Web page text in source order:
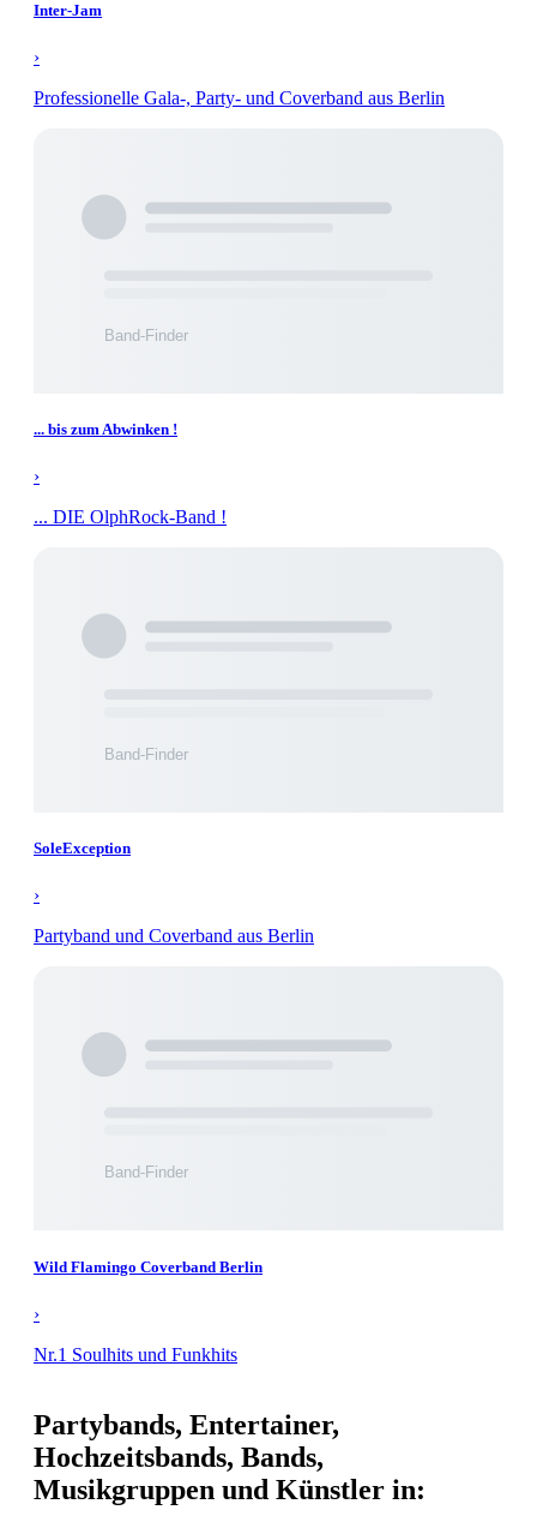
Inter-Jam
›
Professionelle Gala-, Party- und Coverband aus Berlin
... bis zum Abwinken !
›
... DIE OlphRock-Band !
SoleException
›
Partyband und Coverband aus Berlin
Wild Flamingo Coverband Berlin
›
Nr.1 Soulhits und Funkhits
Partybands, Entertainer,
Hochzeitsbands, Bands,
Musikgruppen und Künstler in: